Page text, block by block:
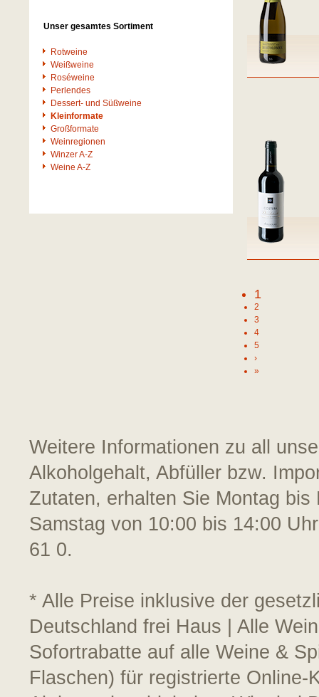
Unser gesamtes Sortiment
Rotweine
Weißweine
Roséweine
Perlendes
Dessert- und Süßweine
Kleinformate
Großformate
Weinregionen
Winzer A-Z
Weine A-Z
1
2
3
4
5
›
»
Weitere Informationen zu all
Alkoholgehalt, Abfüller bzw.
Zutaten, erhalten Sie Montag
Samstag von 10:00 bis 14:00
61 0.
* Alle Preise inklusive der
Deutschland frei Haus | Alle
Sofortrabatte auf alle Weine &
Flaschen) für registrierte